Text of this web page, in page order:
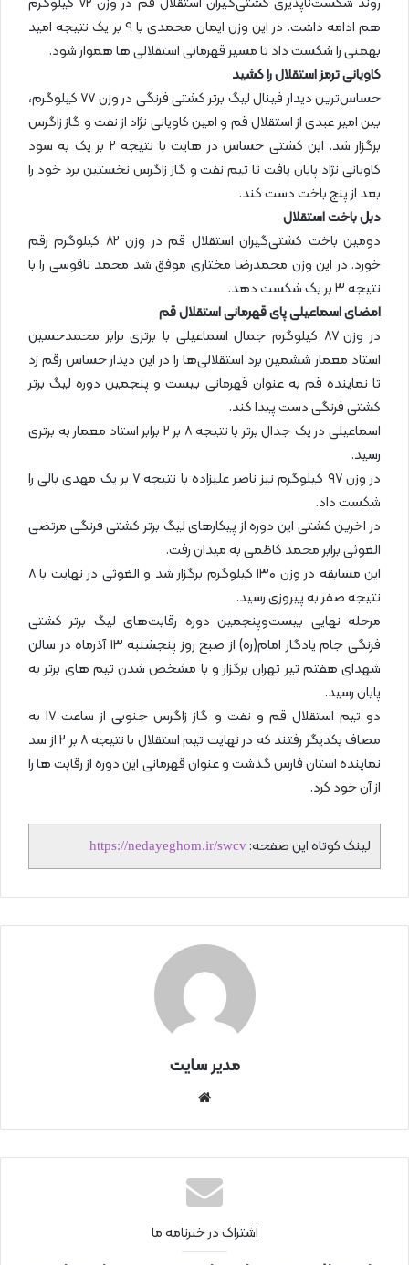
هم ادامه داشت. در این وزن ایمان محمدی با ۹ بر یک نتیجه امید
بهمنی را شکست داد تا مسیر قهرمانی استقلالی ها هموار شود.
کاویانی ترمز استقلال را کشید
حساس‌ترین دیدار فینال لیگ برتر کشتی فرنگی در وزن ۷۷ کیلوگرم،
بین امیر عبدی از استقلال قم و امین کاویانی نژاد از نفت و گاز زاگرس
برگزار شد. این کشتی حساس در هایت با نتیجه ۲ بر یک به سود
کاویانی نژاد پایان یافت تا تیم نفت و گاز زاگرس نخستین برد خود را
بعد از پنج باخت دست کند.
دبل باخت استقلال
دومین باخت کشتی‌گیران استقلال قم در وزن ۸۲ کیلوگرم رقم
خورد. در این وزن محمدرضا مختاری موفق شد محمد ناقوسی را با
نتیجه ۳ بر یک شکست دهد.
امضای اسماعیلی پای قهرمانی استقلال قم
در وزن ۸۷ کیلوگرم جمال اسماعیلی با برتری برابر محمدحسین
استاد معمار ششمین برد استقلالی‌ها را در این دیدار حساس رقم زد
تا نماینده قم به عنوان قهرمانی بیست و پنجمین دوره لیگ برتر
کشتی فرنگی دست پیدا کند.
اسماعیلی در یک جدال برتر با نتیجه ۸ بر ۲ برابر استاد معمار به برتری
رسید.
در وزن ۹۷ کیلوگرم نیز ناصر علیزاده با نتیجه ۷ بر یک مهدی بالی را
شکست داد.
در اخرین کشتی این دوره از پیکارهای لیگ برتر کشتی فرنگی مرتضی
الغوثی برابر محمد کاظمی به میدان رفت.
این مسابقه در وزن ۱۳۰ کیلوگرم برگزار شد و الغوثی در نهایت با ۸
نتیجه صفر به پیروزی رسید.
مرحله نهایی بیست‌وپنجمین دوره رقابت‌های لیگ برتر کشتی
فرنگی جام یادگار امام(ره) از صبح روز پنجشنبه ۱۳ آذرماه در سالن
شهدای هفتم تیر تهران برگزار و با مشخص شدن تیم های برتر به
پایان رسید.
دو تیم استقلال قم و نفت و گاز زاگرس جنوبی از ساعت ۱۷ به
مصاف یکدیگر رفتند که در نهایت تیم استقلال با نتیجه ۸ بر ۲ از سد
نماینده استان فارس گذشت و عنوان قهرمانی این دوره از رقابت ها را
از آن خود کرد.
لینک کوتاه این صفحه: https://nedayeghom.ir/swcv
مدیر سایت
نتی
اشتراک در خبرنامه ما